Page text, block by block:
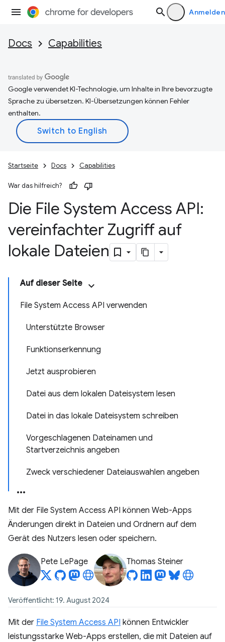
Anmelden
Docs Capabilities
Google verwendet KI-Technologie, um Inhalte in Ihre bevorzugte
Sprache zu übersetzen. KI-Übersetzungen können Fehler
enthalten.
Startseite Docs Capabilities
War das hilfreich?
Die File System Access API:
vereinfachter Zugriff auf
lokale Dateien
Auf dieser Seite
File System Access API verwenden
Unterstützte Browser
Funktionserkennung
Jetzt ausprobieren
Datei aus dem lokalen Dateisystem lesen
Datei in das lokale Dateisystem schreiben
Vorgeschlagenen Dateinamen und
Startverzeichnis angeben
Zweck verschiedener Dateiauswahlen angeben
Mit der File System Access API können Web-Apps
Änderungen direkt in Dateien und Ordnern auf dem
Gerät des Nutzers lesen oder speichern.
Pete LePage Thomas Steiner
Veröffentlicht: 19. August 2024
Mit der File System Access API können Entwickler
leistungsstarke Web-Apps erstellen, die mit Dateien auf